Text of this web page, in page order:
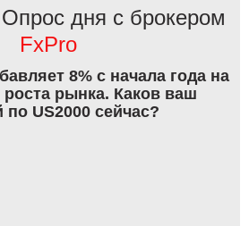
дня с брокером
FxPro
8% с начала года на
рынка. Каков ваш
по US2000 сейчас?